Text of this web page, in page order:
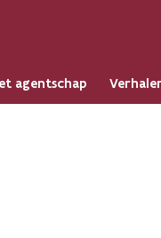
agentschap